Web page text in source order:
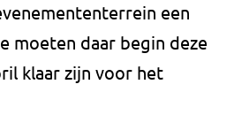
een
moeten daar begin deze
klaar zijn voor het